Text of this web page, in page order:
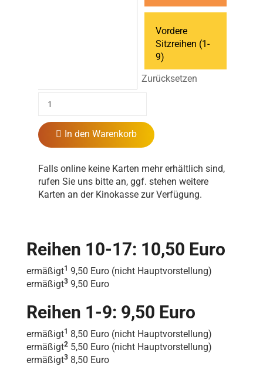
Vordere
Sitzreihen (1-
9)
Zurücksetzen
In den Warenkorb
Falls online keine Karten mehr erhältlich sind,
rufen Sie uns bitte an, ggf. stehen weitere
Karten an der Kinokasse zur Verfügung.
Reihen 10-17: 10,50 Euro
ermäßigt1 9,50 Euro (nicht Hauptvorstellung)
ermäßigt3 9,50 Euro
Reihen 1-9: 9,50 Euro
ermäßigt1 8,50 Euro (nicht Hauptvorstellung)
ermäßigt2 5,50 Euro (nicht Hauptvorstellung)
ermäßigt3 8,50 Euro